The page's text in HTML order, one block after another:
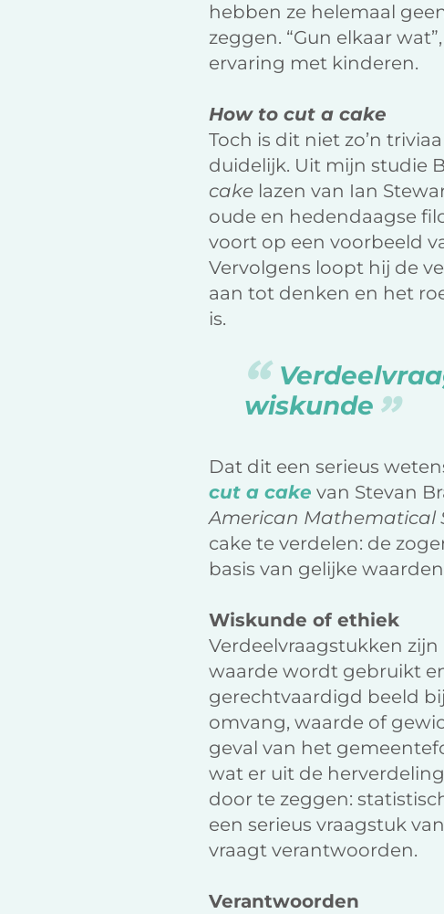
hebben ze helemaal
zeggen. “Gun elkaar
ervaring met kinderen.
How to cut a cake
Toch is dit niet zo’n
duidelijk. Uit mijn studie
cake lazen van Ian
oude en hedendaagse
voort op een voorbeeld
Vervolgens loopt hij de
aan tot denken en het
is.
wiskunde
Dat dit een serieus
cut a cake van Stevan
American Mathematical
cake te verdelen: de
basis van gelijke
Wiskunde of ethiek
Verdeelvraagstukken
waarde wordt gebruikt
gerechtvaardigd beeld
omvang, waarde of
geval van het
wat er uit de
door te zeggen:
een serieus vraagstuk
vraagt verantwoorden.
Verantwoorden